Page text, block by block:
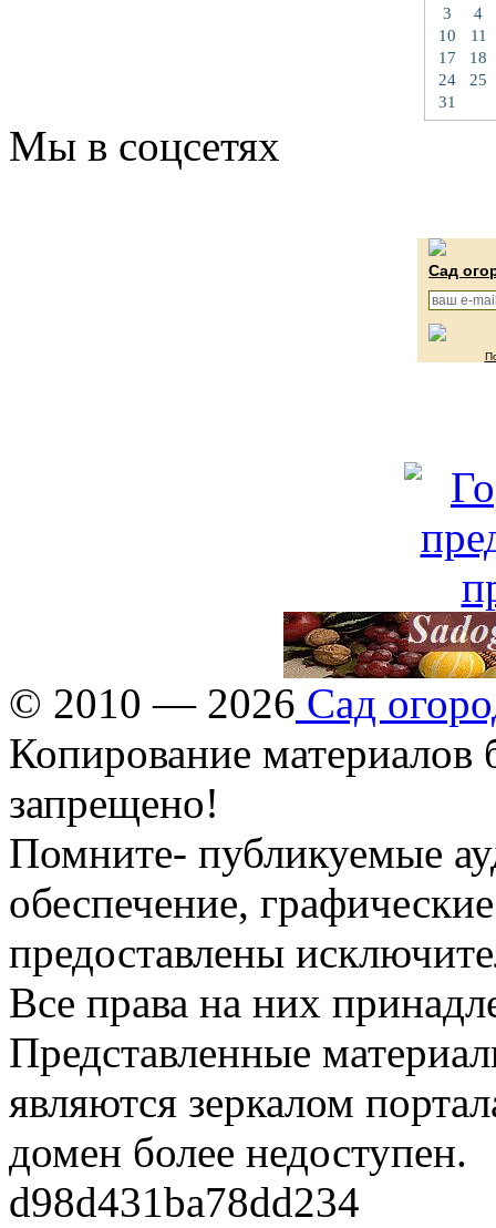
3
4
10
11
17
18
24
25
31
Мы в соцсетях
Сад
© 2010 — 2026 Сад
Копирование материалов
запрещено!
Помните- публикуемые
обеспечение,
предоставлены
Все права на них
Представленные
являются зеркалом
домен более недоступен.
d98d431ba78dd234